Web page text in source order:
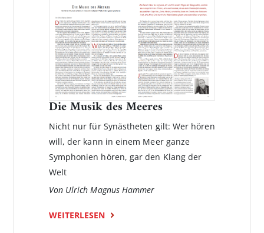
Die Musik des Meeres
Nicht nur für Synästheten gilt: Wer hören
will, der kann in einem Meer ganze
Symphonien hören, gar den Klang der
Welt
Von Ulrich Magnus Hammer
WEITERLESEN